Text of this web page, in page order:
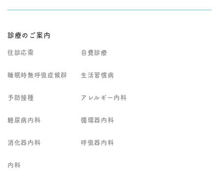
診療のご案内
往診応需 自費診療
睡眠時無呼吸症候群 生活習慣病
予防接種 アレルギー内科
糖尿病内科 循環器内科
消化器内科 呼吸器内科
内科